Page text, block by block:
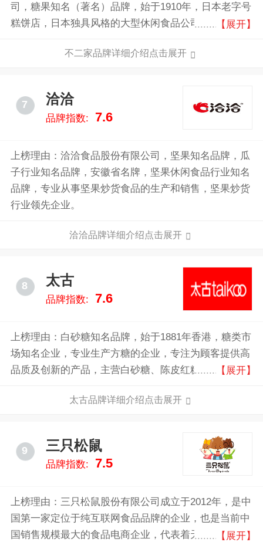
司，糖果知名（著名）品牌，始于1910年，日本老字号
糕饼店，日本独具风格的大型休闲食品公司，日本蛋糕
【展开】
不二家品牌详细介绍点击展开
7 洽洽
品牌指数: 7.6
上榜理由：洽洽食品股份有限公司，坚果知名品牌，瓜
子行业知名品牌，安徽省名牌，坚果休闲食品行业知名
品牌，专业从事坚果炒货食品的生产和销售，坚果炒货
行业领先企业。
洽洽品牌详细介绍点击展开
8 太古
品牌指数: 7.6
上榜理由：白砂糖知名品牌，始于1881年香港，糖类市
场知名企业，专业生产方糖的企业，专注为顾客提供高
品质及创新的产品，主营白砂糖、陈皮红糖、姜汁红
【展开】
太古品牌详细介绍点击展开
9 三只松鼠
品牌指数: 7.5
上榜理由：三只松鼠股份有限公司成立于2012年，是中
国第一家定位于纯互联网食品品牌的企业，也是当前中
国销售规模最大的食品电商企业，代表着天然，新鲜以
【展开】